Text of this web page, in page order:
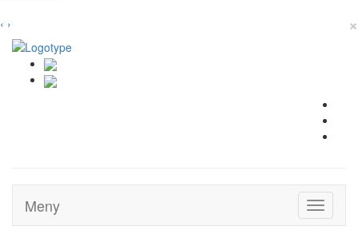
‹ › ×
Toggle
Meny